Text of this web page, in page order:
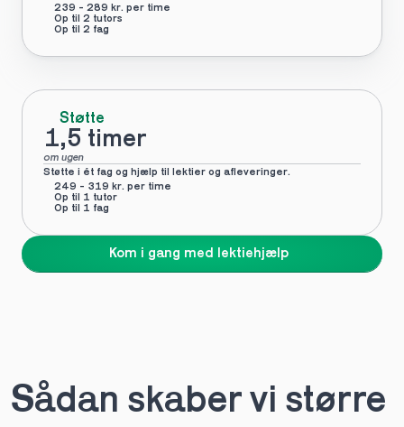
239 - 289 kr. per time
Op til 2 tutors
Op til 2 fag
Støtte
1,5 timer
om ugen
Støtte i ét fag og hjælp til lektier og afleveringer.
249 - 319 kr. per time
Op til 1 tutor
Op til 1 fag
Kom i gang med lektiehjælp
Sådan skaber vi større